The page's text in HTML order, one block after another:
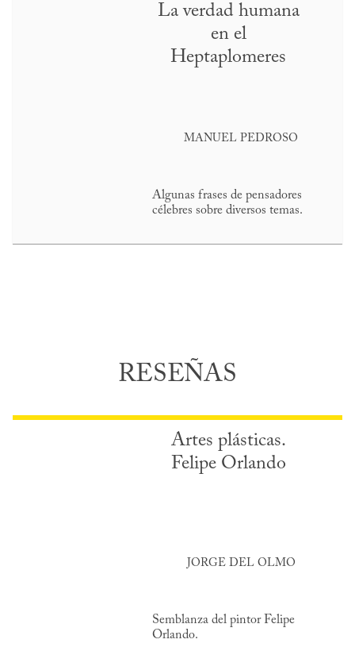
La verdad humana
en el
Heptaplomeres
MANUEL PEDROSO
Algunas frases de pensadores
célebres sobre diversos temas.
RESEÑAS
Artes plásticas.
Felipe Orlando
JORGE DEL OLMO
Semblanza del pintor Felipe
Orlando.